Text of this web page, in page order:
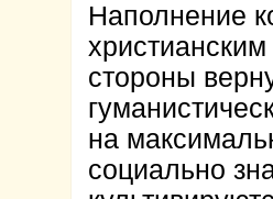
Наполнение
стороны
на
социально